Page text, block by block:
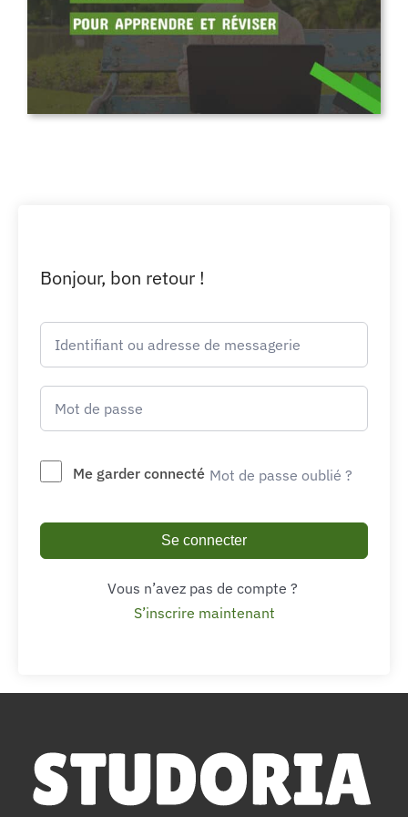
Bonjour, bon retour !
Me garder connecté Mot de passe oublié ?
Se connecter
Vous n’avez pas de compte ?
S’inscrire maintenant